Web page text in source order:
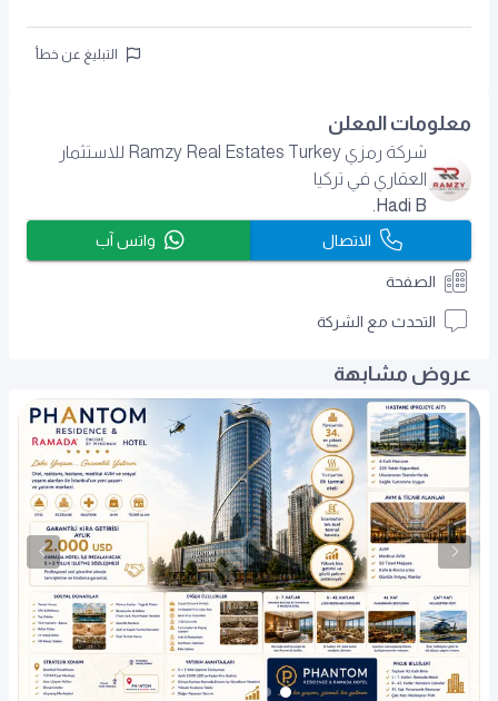
التبليغ عن خطأ
معلومات المعلن
شركة رمزي Ramzy Real Estates Turkey للاستثمار
العقاري في تركيا
Hadi B.
الاتصال واتس آب
الصفحة
التحدث مع الشركة
عروض مشابهة